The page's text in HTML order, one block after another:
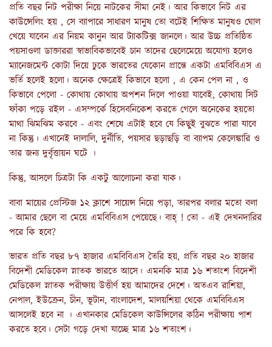
প্রতি বছর নিট পরীক্ষা নিয়ে নাটকের সীমা নেই। আর কিভাবে নিট এর
কাউন্সেলিং হয় , সে ব্যাপারে সাধারণ মানুষ তো বটেই শিক্ষিত মানুষও ঘোল
খেয়ে যাবেন এর নিয়ম কানুন আর ট্যাকটিক্স জানলে। আর উচ্চ প্রতিষ্ঠিত
পয়সাওলা ডাক্তাররা স্বাভাবিকভাবেই চান তাদের ছেলেমেয়ে অযোগ্য হলেও
ম্যানেজমেন্ট কোটা দিয়ে ঢুকে ভারতের যেকোন প্রান্তে একটা এমবিবিএস এ
ভর্তি হলেই হলো। অনেক ক্ষেত্রেই কিভাবে হলো , এ কেন পেল না , ও
কিভাবে পেলো - কোথায় কোথায় অপশন দিলে পাওয়া যাবেই, কোথায় সিট
ফাঁকা পড়ে রইল - এসম্পর্কে হিসেবনিকেশ করতে গেলে অনেকের হয়তো
মাথা ঝিমঝিম করবে - এবং শেষে এটাই হবে যে কিছুই বুঝতে পারা যাবে
না কিন্তু। এখানেই দালালি, দুর্নীতি, পয়সার ছড়াছড়ি বা ব্যাপম কেলেঙ্কারি ও
তার জন্য দুর্বৃত্তায়ন ঘটে ।
কিন্তু, আসলে চিত্রটা কি একটু আলোচনা করা যাক।
বাবা মায়ের প্রেস্টিজ ১২ ক্লাশে সায়েন্স নিয়ে পড়া, তারপর বলার মতো বলা
- আমার ছেলে বা মেয়ে এমবিবিএস পেয়েছে। বাহ্ ! তো - এই দেখনদারির
পরে কি হবে?
ভারত প্রতি বছর ৮৭ হাজার এমবিবিএস তৈরি হয়, প্রতি বছর ২০ হাজার
বিদেশী মেডিকেল স্নাতক ভারতে আসে। এমনকি মাত্র ১৬ শতাংশ বিদেশী
মেডিকেল স্নাতক পরীক্ষায় উত্তীর্ণ হয় আমাদের দেশে। অতএব রাশিয়া,
নেপাল, ইউক্রেন, চীন, ভূটান, বাংলাদেশ, মালয়শিয়া থেকে এমবিবিএস
আসলেই হবে না । এখানকার মেডিকেল কাউন্সিলের কঠিন পরীক্ষায় পাশ
করতে হবে। সেটা গড়ে দেখা যাচ্ছে মাত্র ১৬ শতাংশ।